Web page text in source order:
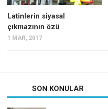
Latinlerin siyasal
çıkmazının özü
1 MAR, 2017
SON KONULAR